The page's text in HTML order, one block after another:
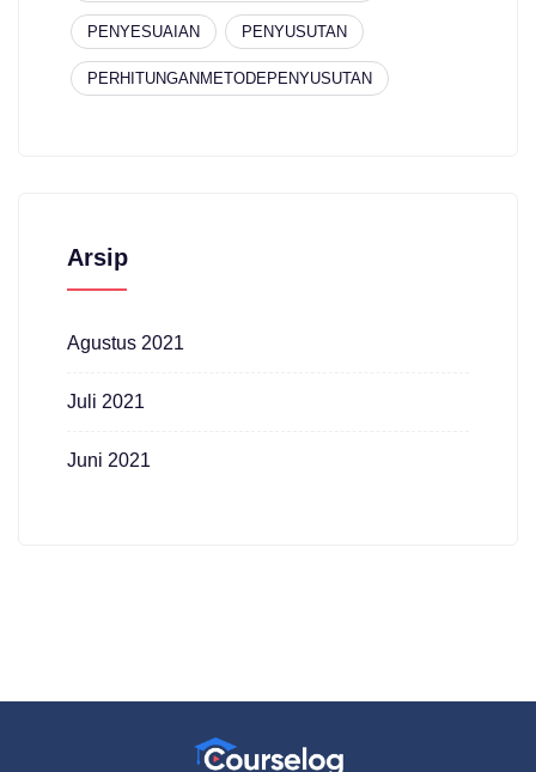
PENYESUAIAN PENYUSUTAN
PERHITUNGANMETODEPENYUSUTAN
Arsip
Agustus 2021
Juli 2021
Juni 2021